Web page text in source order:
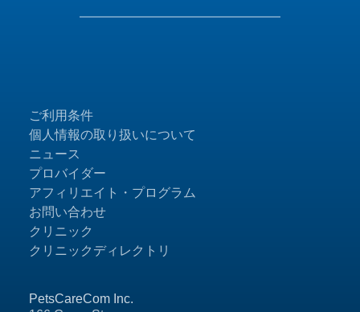
PetsCareCom Inc.
ご利用条件
個人情報の取り扱いについて
ニュース
プロバイダー
アフィリエイト・プログラム
お問い合わせ
クリニック
クリニックディレクトリ